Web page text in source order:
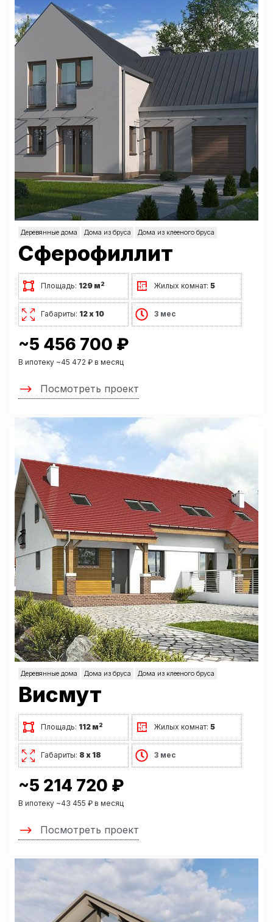
Деревянные дома Дома из бруса Дома из клееного бруса
Сферофиллит
Площадь: 129 м2 Жилых комнат:5
Габариты: 12 х 10 3 мес
~5 456 700 ₽
В ипотеку ~45 472 ₽ в месяц
Посмотреть проект
Деревянные дома Дома из бруса Дома из клееного бруса
Висмут
Площадь: 112 м2 Жилых комнат:5
Габариты: 8 х 18 3 мес
~5 214 720 ₽
В ипотеку ~43 455 ₽ в месяц
Посмотреть проект